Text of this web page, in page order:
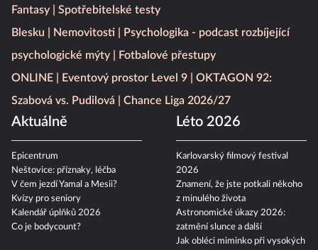
Fantasy
Spotřebitelské testy
Blesku
Nemovitosti
Psychologika - podcast rozbíjející
psychologické mýty
Fotbalové přestupy
ONLINE
Eventový prostor Level 9
OKTAGON 92:
Szabová vs. Pudilová
Chance Liga 2026/27
Aktuálně
Epicentrum
Neštovice: příznaky, léčba
V čem jezdí Yamal a Mesii?
Kvízy pro seniory
Kalendář úplňků 2026
Co je bodycount?
Léto 2026
Karlovarský filmový festival
2026
Znamení, že jste potkali někoho
z minulého života
Astronomické úkazy 2026:
zatmění slunce a další
Jak obléci miminko při vysokých